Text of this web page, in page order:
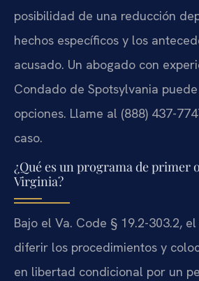
posibilidad de una reducción
hechos específicos y los
acusado. Un abogado con
Condado de Spotsylvania
opciones. Llame al (888) 437-
caso.
¿Qué es un programa de primer
Virginia?
Bajo el Va. Code § 19.2-303.2,
diferir los procedimientos y
en libertad condicional por un